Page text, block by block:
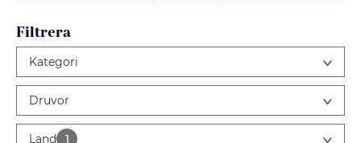
Filtrera
Kategori
Druvor
Land 1